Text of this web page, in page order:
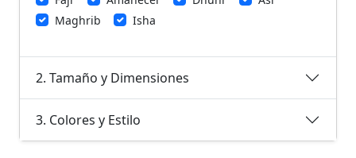
Maghrib
Isha
2. Tamaño y Dimensiones
3. Colores y Estilo